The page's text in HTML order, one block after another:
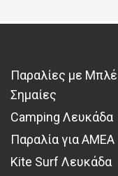
Παραλίες με Μπλέ
Σημαίες
Camping Λευκάδα
Παραλία για ΑΜΕΑ
Kite Surf Λευκάδα